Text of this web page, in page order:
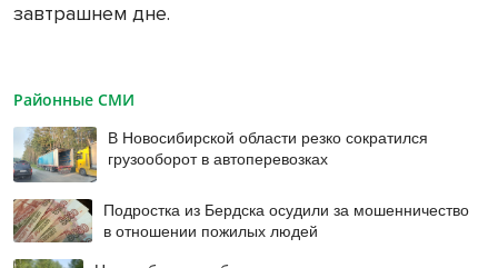
завтрашнем дне.
Районные СМИ
В Новосибирской области резко сократился
грузооборот в автоперевозках
Подростка из Бердска осудили за мошенничество
в отношении пожилых людей